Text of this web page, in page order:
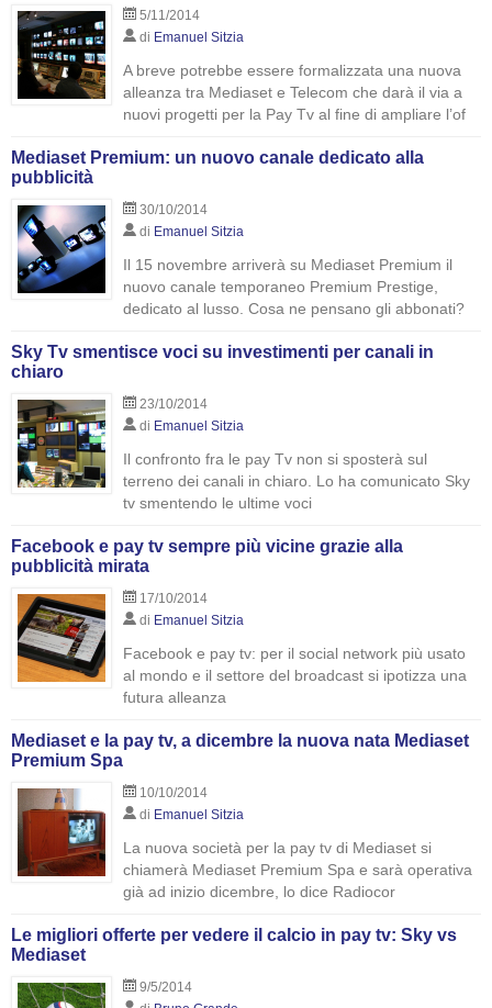
5/11/2014
di Emanuel Sitzia
A breve potrebbe essere formalizzata una nuova
alleanza tra Mediaset e Telecom che darà il via a
nuovi progetti per la Pay Tv al fine di ampliare l’of
Mediaset Premium: un nuovo canale dedicato alla
pubblicità
30/10/2014
di Emanuel Sitzia
Il 15 novembre arriverà su Mediaset Premium il
nuovo canale temporaneo Premium Prestige,
dedicato al lusso. Cosa ne pensano gli abbonati?
Sky Tv smentisce voci su investimenti per canali in
chiaro
23/10/2014
di Emanuel Sitzia
Il confronto fra le pay Tv non si sposterà sul
terreno dei canali in chiaro. Lo ha comunicato Sky
tv smentendo le ultime voci
Facebook e pay tv sempre più vicine grazie alla
pubblicità mirata
17/10/2014
di Emanuel Sitzia
Facebook e pay tv: per il social network più usato
al mondo e il settore del broadcast si ipotizza una
futura alleanza
Mediaset e la pay tv, a dicembre la nuova nata Mediaset
Premium Spa
10/10/2014
di Emanuel Sitzia
La nuova società per la pay tv di Mediaset si
chiamerà Mediaset Premium Spa e sarà operativa
già ad inizio dicembre, lo dice Radiocor
Le migliori offerte per vedere il calcio in pay tv: Sky vs
Mediaset
9/5/2014